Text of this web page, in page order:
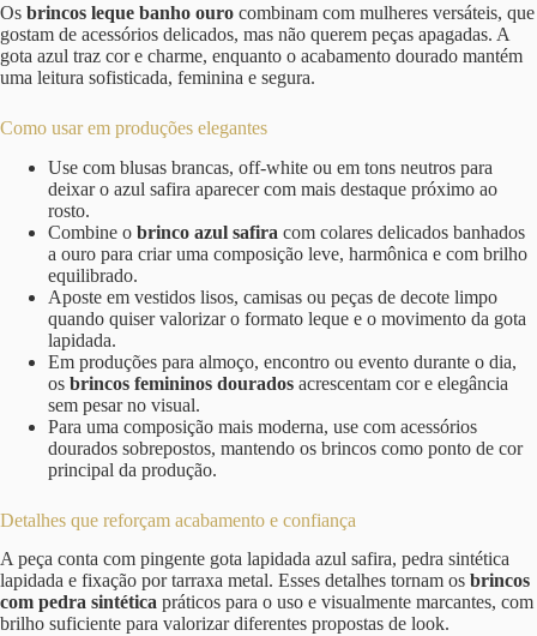
Os brincos leque banho ouro combinam com mulheres versáteis, que
gostam de acessórios delicados, mas não querem peças apagadas. A
gota azul traz cor e charme, enquanto o acabamento dourado mantém
uma leitura sofisticada, feminina e segura.
Como usar em produções elegantes
Use com blusas brancas, off-white ou em tons neutros para
deixar o azul safira aparecer com mais destaque próximo ao
rosto.
Combine o brinco azul safira com colares delicados banhados
a ouro para criar uma composição leve, harmônica e com brilho
equilibrado.
Aposte em vestidos lisos, camisas ou peças de decote limpo
quando quiser valorizar o formato leque e o movimento da gota
lapidada.
Em produções para almoço, encontro ou evento durante o dia,
os brincos femininos dourados acrescentam cor e elegância
sem pesar no visual.
Para uma composição mais moderna, use com acessórios
dourados sobrepostos, mantendo os brincos como ponto de cor
principal da produção.
Detalhes que reforçam acabamento e confiança
A peça conta com pingente gota lapidada azul safira, pedra sintética
lapidada e fixação por tarraxa metal. Esses detalhes tornam os brincos
com pedra sintética práticos para o uso e visualmente marcantes, com
brilho suficiente para valorizar diferentes propostas de look.